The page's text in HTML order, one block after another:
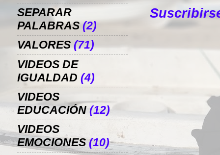
SEPARAR
PALABRAS (2)
VALORES (71)
VIDEOS DE
IGUALDAD (4)
VIDEOS
EDUCACIÓN (12)
VIDEOS
EMOCIONES (10)